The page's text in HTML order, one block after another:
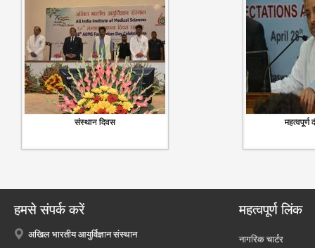
संस्थान दिवस महत्वपूर्ण
हमसे संपर्क करें
अखिल भारतीय आयुर्विज्ञान संस्थान
महत्वपूर्ण लिंक
नागरिक चार्टर